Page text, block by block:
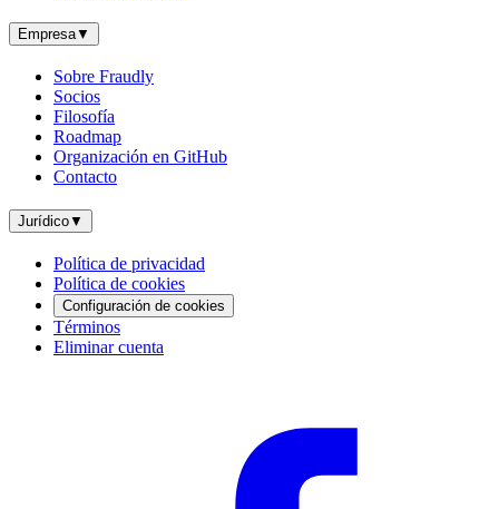
Empresa▼
Sobre Fraudly
Socios
Filosofía
Roadmap
Organización en GitHub
Contacto
Jurídico▼
Política de privacidad
Política de cookies
Configuración de cookies
Términos
Eliminar cuenta